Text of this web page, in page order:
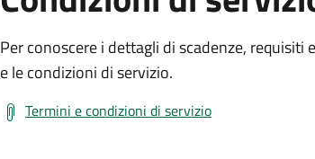
Per conoscere i dettagli di scadenze,
e le condizioni di servizio.
Termini e condizioni di servizio